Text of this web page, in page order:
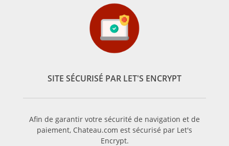
SITE SÉCURISÉ PAR LET'S ENCRYPT
Afin de garantir votre sécurité de navigation et de
paiement, Chateau.com est sécurisé par Let's
Encrypt.